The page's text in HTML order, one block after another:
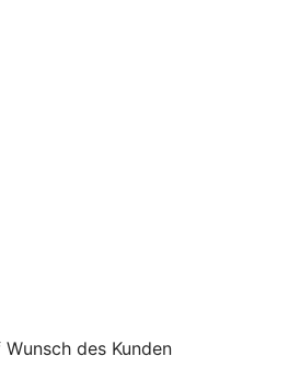
des Kunden